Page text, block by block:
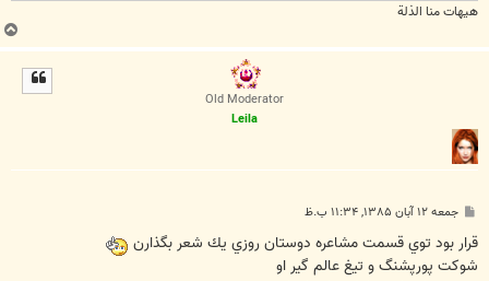
هیهات منا الذلة
ب
ا
Old Moderator
Leila
پ
ت
جمعه ۱۲ آبان ۱۳۸۵, ۱۱:۳۴ ب.ظ
قرار بود توي قسمت مشاعره دوستان روزي يك شعر بگذارن
شوكت پورپشنگ و تيغ عالم گير او